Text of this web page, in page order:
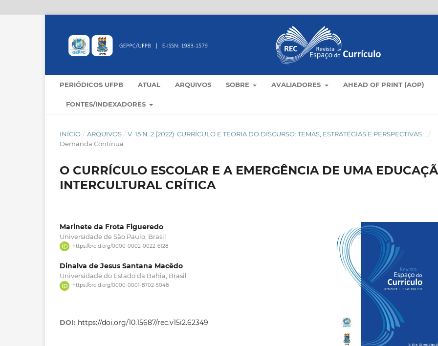
PERIÓDICOS UFPB ATUAL ARQUIVOS SOBRE AVALIADORES AHEAD OF PRINT (AOP)
FONTES/INDEXADORES
INÍCIO / ARQUIVOS / V. 15 N. 2 (2022): CURRÍCULO E TEORIA DO DISCURSO: TEMAS, ESTRATÉGIAS E PERSPECTIVAS...
/
Demanda Contínua
O CURRÍCULO ESCOLAR E A EMERGÊNCIA DE UMA
INTERCULTURAL CRÍTICA
Marinete da Frota Figueredo
Universidade de São Paulo, Brasil
https://orcid.org/0000-0002-0022-6128
Dinalva de Jesus Santana Macêdo
Universidade do Estado da Bahia, Brasil
https://orcid.org/0000-0001-8702-5048
DOI: https://doi.org/10.15687/rec.v15i2.62349